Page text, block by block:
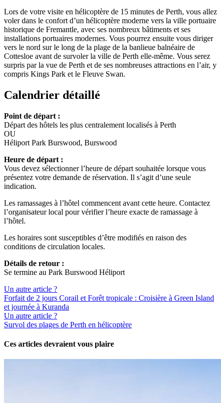
Lors de votre visite en hélicoptère de 15 minutes de Perth, vous allez
voler dans le confort d’un hélicoptère moderne vers la ville portuaire
historique de Fremantle, avec ses nombreux bâtiments et ses
installations portuaires modernes. Vous pourrez ensuite vous diriger
vers le nord sur le long de la plage de la banlieue balnéaire de
Cottesloe avant de survoler la ville de Perth elle-même. Vous serez
surpris par la vue de Perth et de ses nombreuses attractions en l’air, y
compris Kings Park et le Fleuve Swan.
Calendrier détaillé
Point de départ :
Départ des hôtels les plus centralement localisés à Perth
OU
Héliport Park Burswood, Burswood
Heure de départ :
Vous devez sélectionner l’heure de départ souhaitée lorsque vous
présentez votre demande de réservation. Il s’agit d’une seule
indication.
Les ramassages à l’hôtel commencent avant cette heure. Contactez
l’organisateur local pour vérifier l’heure exacte de ramassage à
l’hôtel.
Les horaires sont susceptibles d’être modifiés en raison des
conditions de circulation locales.
Détails de retour :
Se termine au Park Burswood Héliport
Un autre article ?
Forfait de 2 jours Corail et Forêt tropicale : Croisière à Green Island
et journée à Kuranda
Un autre article ?
Survol des plages de Perth en hélicoptère
Ces articles devraient vous plaire